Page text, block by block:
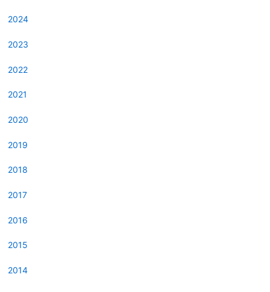
2024
2023
2022
2021
2020
2019
2018
2017
2016
2015
2014